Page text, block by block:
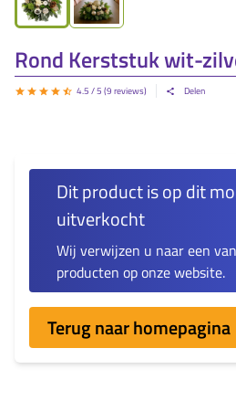
Rond Kerststuk wit-
4.5 / 5 (9 reviews) Delen
Dit product is op dit
uitverkocht
Wij verwijzen u naar een
producten op onze website.
Terug naar homepagina